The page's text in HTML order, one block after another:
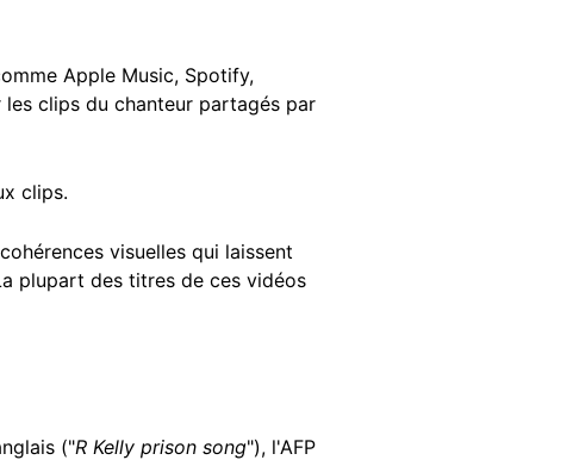
Apple Music, Spotify,
clips du chanteur partagés par
clips.
visuelles qui laissent
plupart des titres de ces vidéos
("R Kelly prison song"), l'AFP